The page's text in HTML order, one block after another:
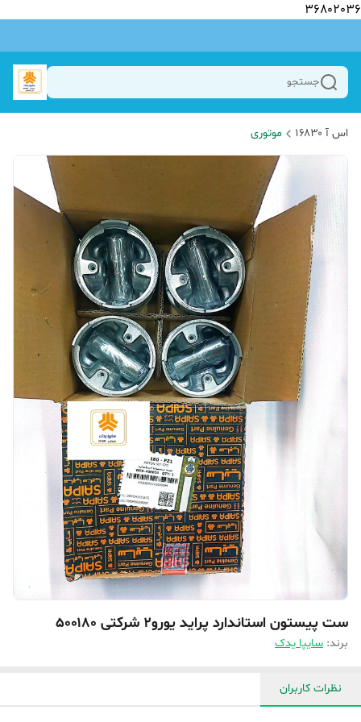
36802036
جستجو
اس آ ۱۶۸۳۰ موتوری
ست پیستون استاندارد پراید یورو۲ شرکتی ۵۰۰۱۸۰
برند: سایپا یدک
نظرات کاربران